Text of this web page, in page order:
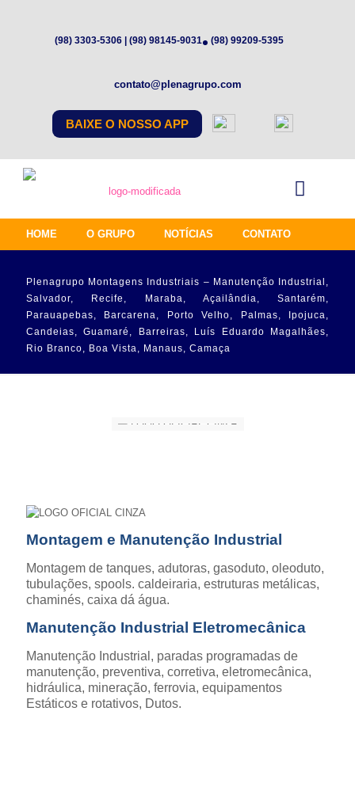
(98) 3303-5306 | (98) 98145-9031 (98) 99209-5395
contato@plenagrupo.com
BAIXE O NOSSO APP
HOME O GRUPO NOTÍCIAS CONTATO
Plenagrupo Montagens Industriais – Manutenção Industrial,
Salvador, Recife, Maraba, Açailândia, Santarém,
Parauapebas, Barcarena, Porto Velho, Palmas, Ipojuca,
Candeias, Guamaré, Barreiras, Luís Eduardo Magalhães,
Rio Branco, Boa Vista, Manaus, Camaça
Montagem e Manutenção Industrial
Montagem de tanques, adutoras, gasoduto, oleoduto,
tubulações, spools. caldeiraria, estruturas metálicas,
chaminés, caixa dá água.
Manutenção Industrial Eletromecânica
Manutenção Industrial, paradas programadas de
manutenção, preventiva, corretiva, eletromecânica,
hidráulica, mineração, ferrovia, equipamentos
Estáticos e rotativos, Dutos.